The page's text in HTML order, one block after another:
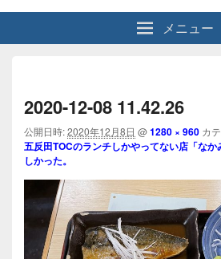
メニュー
2020-12-08 11.42.26
公開日時:2020年12月8日 @1280 × 960 カ
五反田TOCのランチしかやってない店「な
しかった。